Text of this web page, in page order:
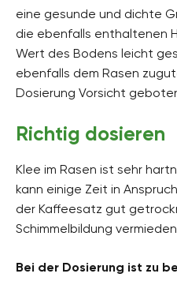
eine gesunde und dichte
die ebenfalls enthaltenen
Wert des Bodens leicht
ebenfalls dem Rasen
Dosierung Vorsicht
Richtig dosieren
Klee im Rasen ist sehr
kann einige Zeit in
der Kaffeesatz gut
Schimmelbildung
Bei der Dosierung ist zu